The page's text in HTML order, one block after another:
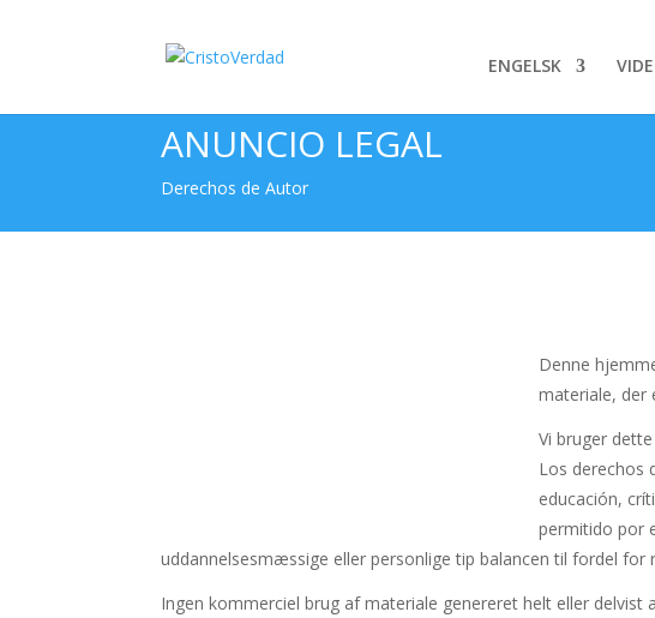
ENGELSK
ANUNCIO LEGAL
Derechos de Autor
Denne
materiale, der
Vi bruger
Los derechos
educación,
permitido por
uddannelsesmæssige eller personlige tip balancen til fordel
Ingen kommerciel brug af materiale genereret helt eller delvist